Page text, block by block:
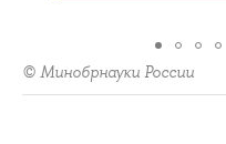
© Минобрнауки России